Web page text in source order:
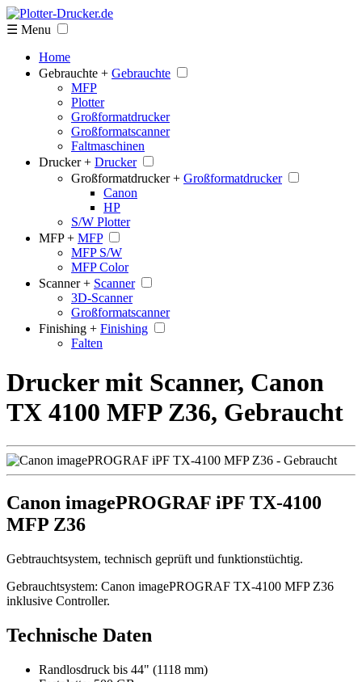
☰ Menu
Home
Gebrauchte + Gebrauchte
MFP
Plotter
Großformatdrucker
Großformatscanner
Faltmaschinen
Drucker + Drucker
Großformatdrucker + Großformatdrucker
Canon
HP
S/W Plotter
MFP + MFP
MFP S/W
MFP Color
Scanner + Scanner
3D-Scanner
Großformatscanner
Finishing + Finishing
Falten
Drucker mit Scanner, Canon
TX 4100 MFP Z36, Gebraucht
Canon imagePROGRAF iPF TX-4100
MFP Z36
Gebtrauchtsystem, technisch geprüft und funktionstüchtig.
Gebrauchtsystem: Canon imagePROGRAF TX-4100 MFP Z36
inklusive Controller.
Technische Daten
Randlosdruck bis 44" (1118 mm)